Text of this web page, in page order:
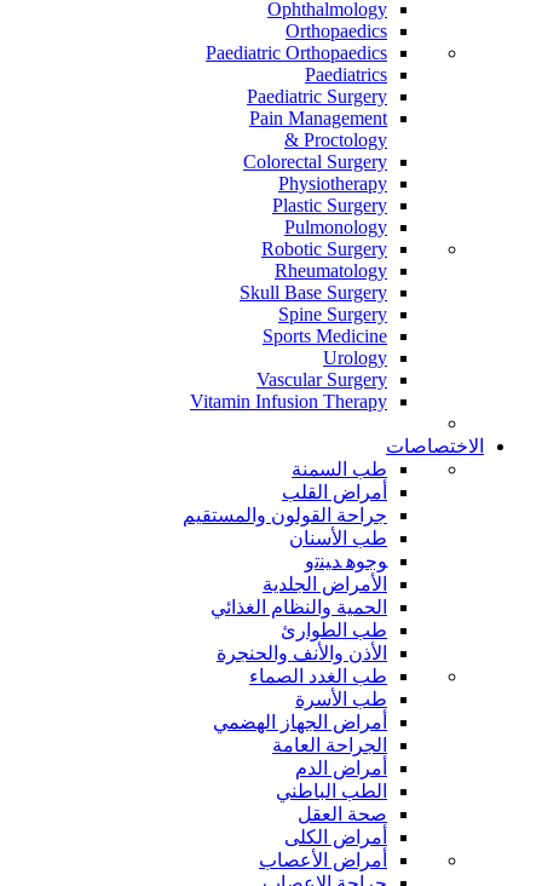
Ophthalmology
Orthopaedics
Paediatric Orthopaedics
Paediatrics
Paediatric Surgery
Pain Management
Proctology &
Colorectal Surgery
Physiotherapy
Plastic Surgery
Pulmonology
Robotic Surgery
Rheumatology
Skull Base Surgery
Spine Surgery
Sports Medicine
Urology
Vascular Surgery
Vitamin Infusion Therapy
الاختصاصات
طب السمنة
أمراض القلب
جراحة القولون والمستقيم
طب الأسنان
ﻮﺟﻮﻫ ﺪﻴﻨﺗﻭ
الأمراض الجلدية
الحمية والنظام الغذائي
طب الطوارئ
الأذن والأنف والحنجرة
طب الغدد الصماء
طب الأسرة
أمراض الجهاز الهضمي
الجراحة العامة
أمراض الدم
الطب الباطني
صحة العقل
أمراض الكلى
أمراض الأعصاب